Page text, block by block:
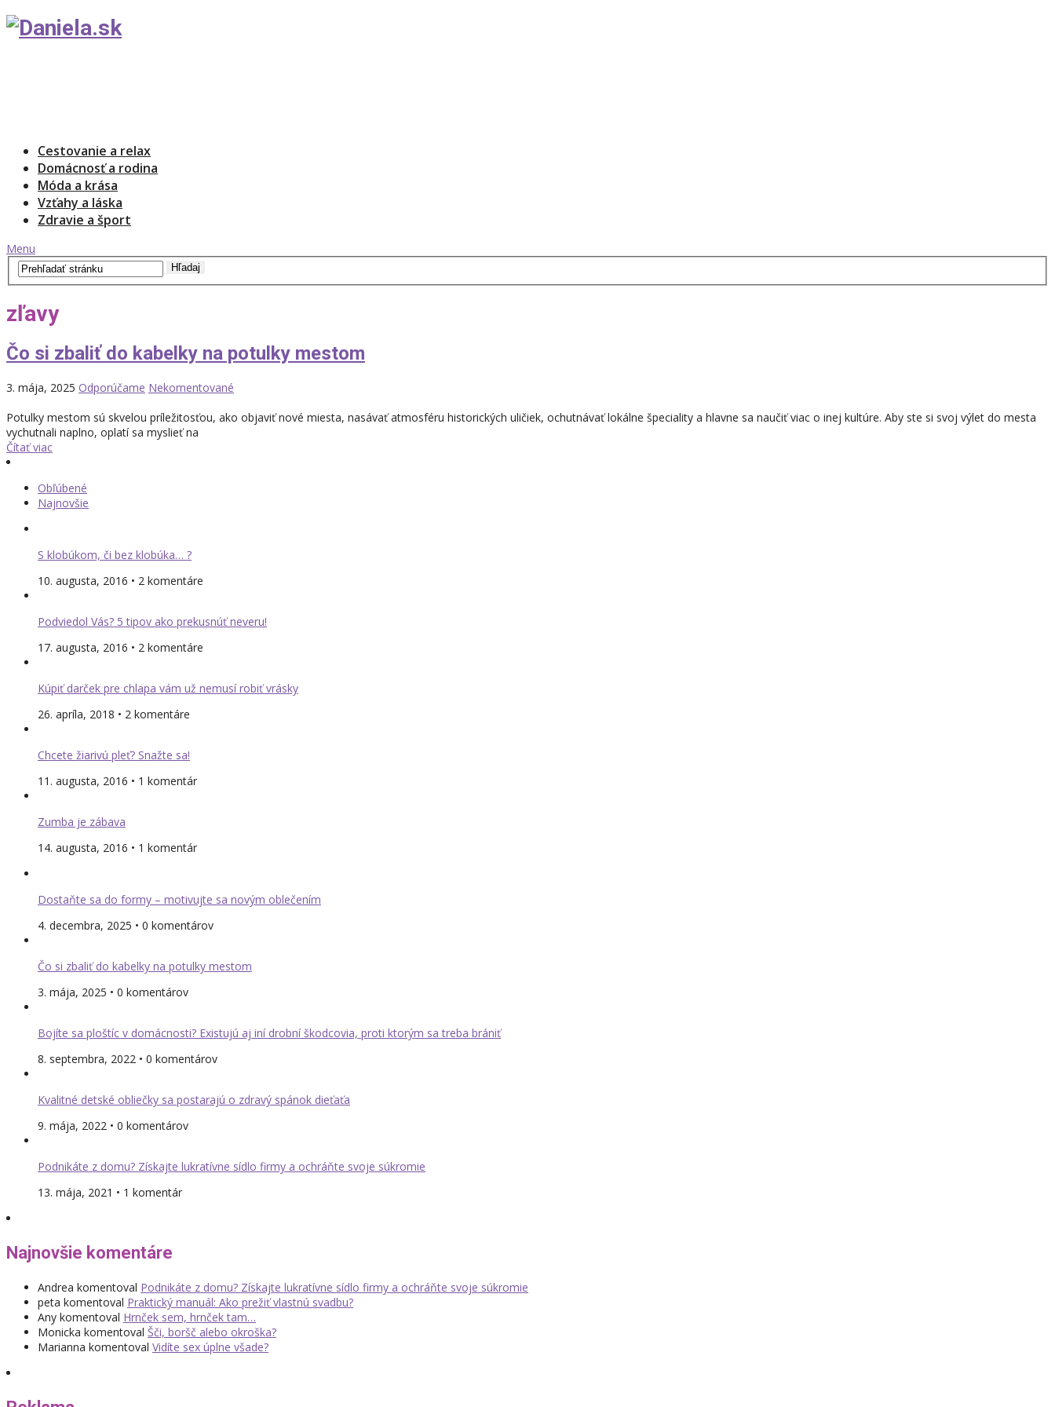
Cestovanie a relax
Domácnosť a rodina
Móda a krása
Vzťahy a láska
Zdravie a šport
Menu
zľavy
Čo si zbaliť do kabelky na potulky mestom
3. mája, 2025 Odporúčame Nekomentované
Potulky mestom sú skvelou príležitosťou, ako objaviť nové miesta, nasávať atmosféru historických uličiek, ochutnávať lokálne špeciality a hlavne sa naučiť viac o inej kultúre. Aby ste si svoj výlet do mesta
vychutnali naplno, oplatí sa myslieť na
Čítať viac
Obľúbené
Najnovšie
S klobúkom, či bez klobúka… ?
10. augusta, 2016 • 2 komentáre
Podviedol Vás? 5 tipov ako prekusnúť neveru!
17. augusta, 2016 • 2 komentáre
Kúpiť darček pre chlapa vám už nemusí robiť vrásky
26. apríla, 2018 • 2 komentáre
Chcete žiarivú pleť? Snažte sa!
11. augusta, 2016 • 1 komentár
Zumba je zábava
14. augusta, 2016 • 1 komentár
Dostaňte sa do formy – motivujte sa novým oblečením
4. decembra, 2025 • 0 komentárov
Čo si zbaliť do kabelky na potulky mestom
3. mája, 2025 • 0 komentárov
Bojíte sa ploštíc v domácnosti? Existujú aj iní drobní škodcovia, proti ktorým sa treba brániť
8. septembra, 2022 • 0 komentárov
Kvalitné detské obliečky sa postarajú o zdravý spánok dieťaťa
9. mája, 2022 • 0 komentárov
Podnikáte z domu? Získajte lukratívne sídlo firmy a ochráňte svoje súkromie
13. mája, 2021 • 1 komentár
Najnovšie komentáre
Andrea komentoval Podnikáte z domu? Získajte lukratívne sídlo firmy a ochráňte svoje súkromie
peta komentoval Praktický manuál: Ako prežiť vlastnú svadbu?
Any komentoval Hrnček sem, hrnček tam…
Monicka komentoval Šči, boršč alebo okroška?
Marianna komentoval Vidíte sex úplne všade?